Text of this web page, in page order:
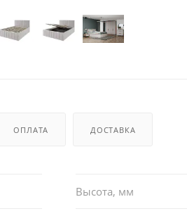
ОПЛАТА ДОСТАВКА
Высота, мм